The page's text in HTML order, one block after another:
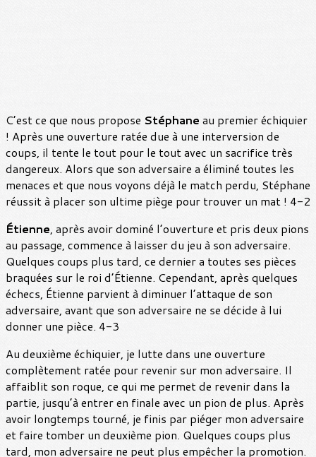
C’est ce que nous propose Stéphane au premier échiquier
! Après une ouverture ratée due à une interversion de
coups, il tente le tout pour le tout avec un sacrifice très
dangereux. Alors que son adversaire a éliminé toutes les
menaces et que nous voyons déjà le match perdu, Stéphane
réussit à placer son ultime piège pour trouver un mat ! 4-2
Étienne, après avoir dominé l’ouverture et pris deux pions
au passage, commence à laisser du jeu à son adversaire.
Quelques coups plus tard, ce dernier a toutes ses pièces
braquées sur le roi d’Étienne. Cependant, après quelques
échecs, Étienne parvient à diminuer l’attaque de son
adversaire, avant que son adversaire ne se décide à lui
donner une pièce. 4-3
Au deuxième échiquier, je lutte dans une ouverture
complètement ratée pour revenir sur mon adversaire. Il
affaiblit son roque, ce qui me permet de revenir dans la
partie, jusqu’à entrer en finale avec un pion de plus. Après
avoir longtemps tourné, je finis par piéger mon adversaire
et faire tomber un deuxième pion. Quelques coups plus
tard, mon adversaire ne peut plus empêcher la promotion.